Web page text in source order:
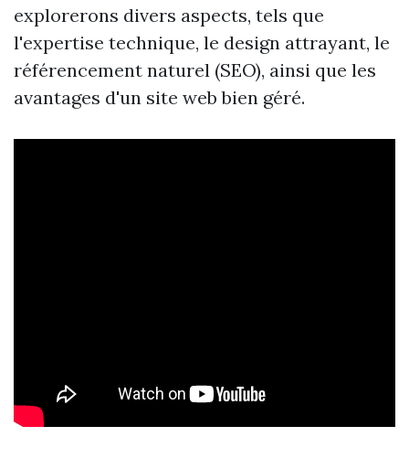
explorerons divers aspects, tels que
l'expertise technique, le design attrayant, le
référencement naturel (SEO), ainsi que les
avantages d'un site web bien géré.